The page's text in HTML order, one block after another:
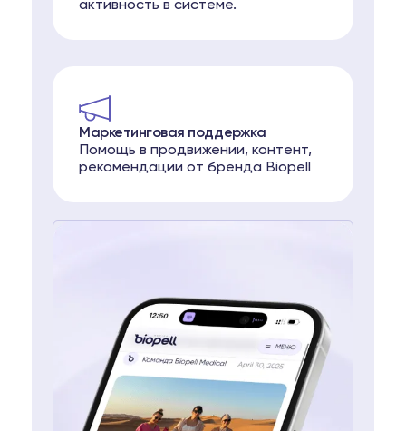
активность в системе.
Маркетинговая поддержка
Помощь в продвижении, контент,
рекомендации от бренда Biopell